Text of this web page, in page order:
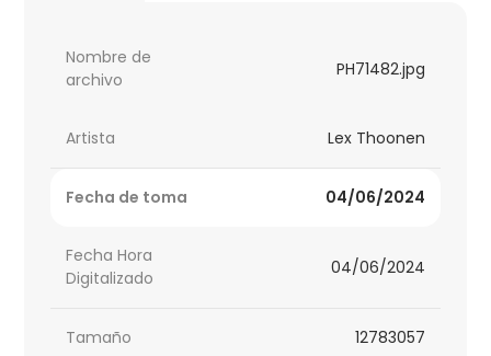
Nombre de
archivo
PH71482.jpg
Artista Lex Thoonen
Fecha de toma 04/06/2024
Fecha Hora
Digitalizado
04/06/2024
Tamaño 12783057